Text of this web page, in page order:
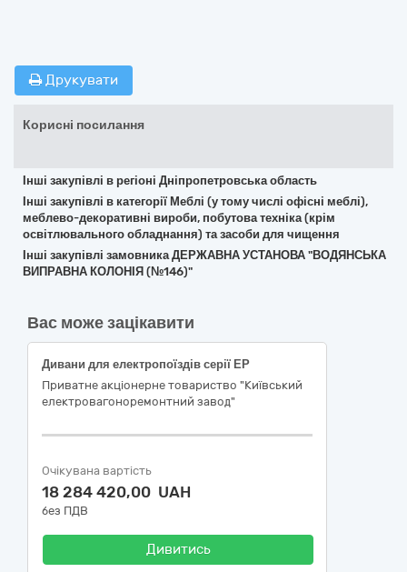
Друкувати
Корисні посилання
Інші закупівлі в регіоні Дніпропетровська область
Інші закупівлі в категорії Меблі (у тому числі офісні меблі),
меблево-декоративні вироби, побутова техніка (крім
освітлювального обладнання) та засоби для чищення
Інші закупівлі замовника ДЕРЖАВНА УСТАНОВА "ВОДЯНСЬКА
ВИПРАВНА КОЛОНІЯ (№146)"
Вас може зацікавити
Дивани для електропоїздів серії ЕР
Приватне акціонерне товариство "Київський
електровагоноремонтний завод"
Очікувана вартість
18 284 420,00 UAH
без ПДВ
Дивитись